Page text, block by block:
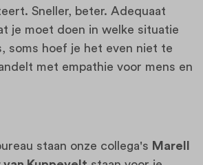
Sneller, beter. Adequaat
je moet doen in welke situatie
soms hoef je het even niet te
met empathie voor mens en
staan onze collega's Marell